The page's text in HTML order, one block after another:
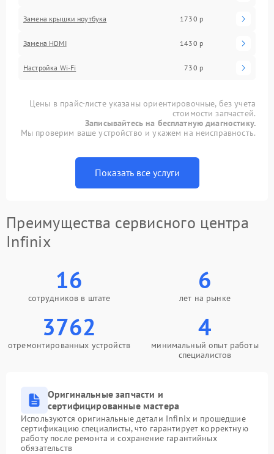
Замена крышки ноутбука 1730 р
Замена HDMI 1430 р
Настройка Wi-Fi 730 р
Цены в прайс-листе указаны ориентировочные, без учета
стоимости запчастей.
Записывайтесь на бесплатную диагностику.
Мы проверим ваше устройство и укажем на неисправность.
Показать все услуги
Преимущества сервисного центра
Infinix
16
сотрудников в штате
6
лет на рынке
3762
отремонтированных устройств
4
минимальный опыт работы
специалистов
Оригинальные запчасти и
сертифицированные мастера
Используются оригинальные детали Infinix и прошедшие
сертификацию специалисты, что гарантирует корректную
работу после ремонта и сохранение гарантийных
обязательств